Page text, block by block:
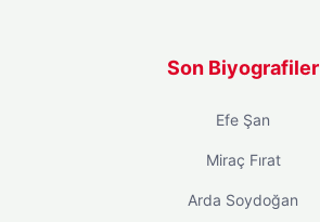
Son Biyografiler
Efe Şan
Miraç Fırat
Arda Soydoğan